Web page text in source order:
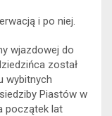
i po niej.
wjazdowej do
został
wybitnych
Piastów w
początek lat